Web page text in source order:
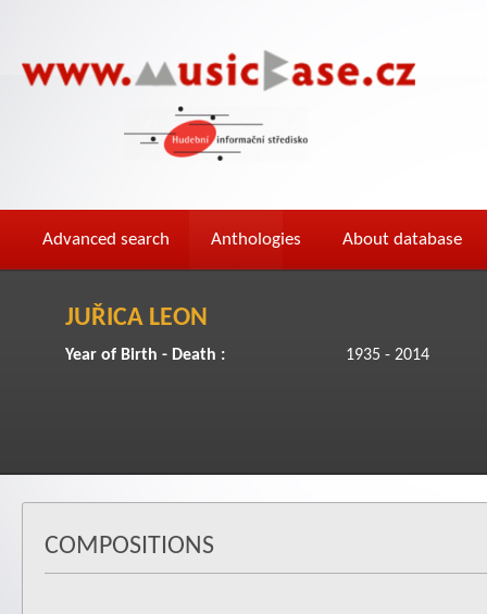
Advanced search Anthologies About database
JUŘICA LEON
Year of Birth - Death : 1935 - 2014
COMPOSITIONS